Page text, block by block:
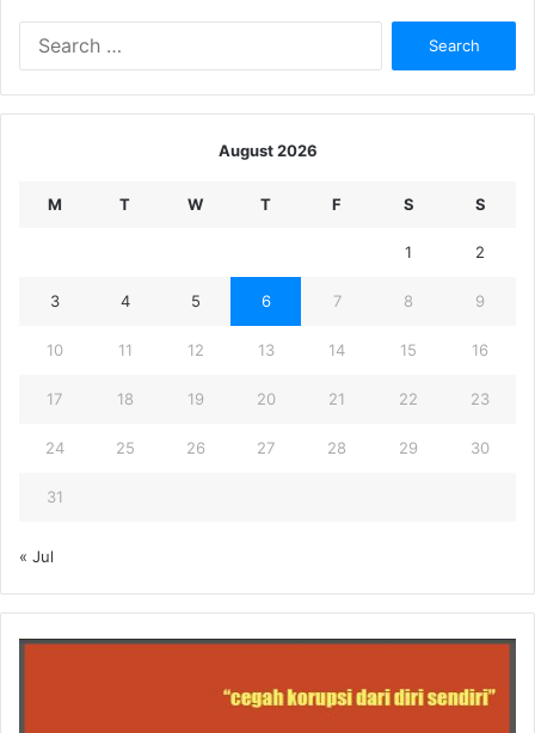
August 2026
M T W T F S S
1 2
3 4 5 6 7 8 9
10 11 12 13 14 15 16
17 18 19 20 21 22 23
24 25 26 27 28 29 30
31
« Jul